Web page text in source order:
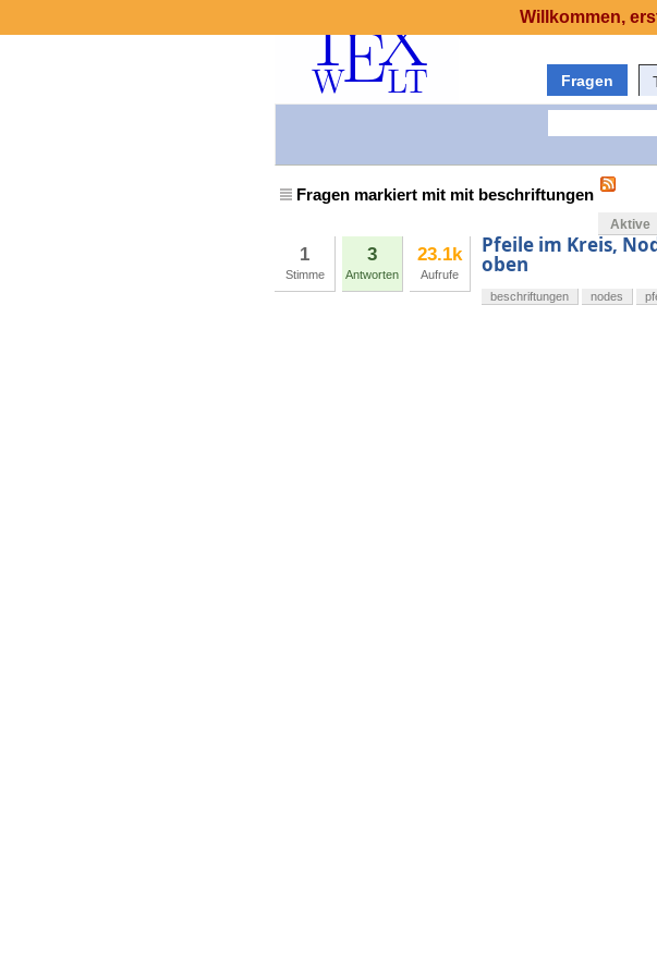
Fragen
Fragen markiert mit mit beschriftungen
Aktive
1
Stimme
3
Antworten
23.1k
Aufrufe
Pfeile im Kreis,
oben
beschriftungen nodes
Willkommen,